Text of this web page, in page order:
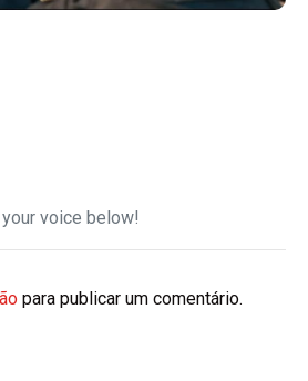
voice below!
para publicar um comentário.